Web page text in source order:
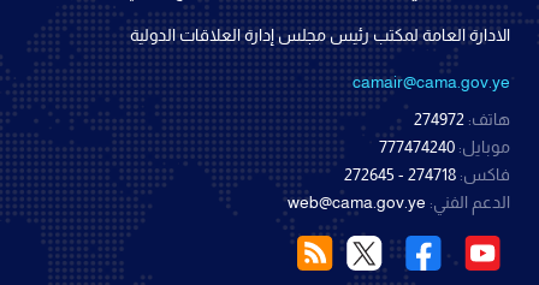
الادارة العامة لمكتب رئيس مجلس إدارة العلاقات الدولية
camair@cama.gov.ye
هاتف: 274972
موبايل: 777474240
فاكس: 274718 - 272645
الدعم الفني: web@cama.gov.ye